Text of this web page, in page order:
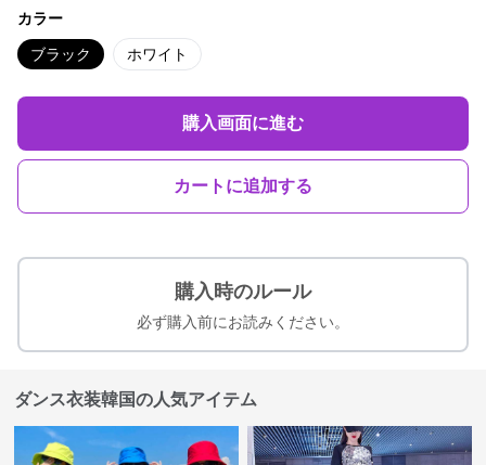
カラー
ブラック ホワイト
購入画面に進む
カートに追加する
購入時のルール
必ず購入前にお読みください。
ダンス衣装韓国の人気アイテム